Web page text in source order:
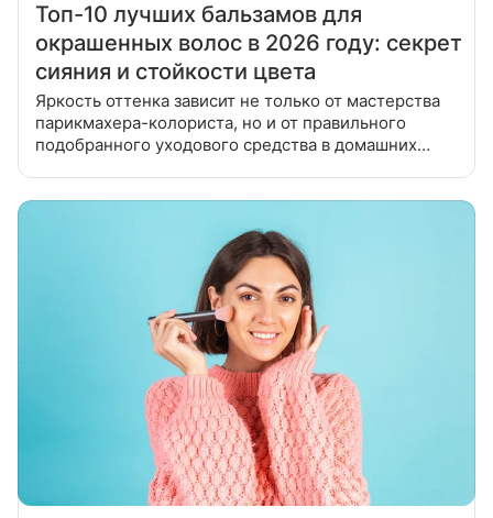
Топ-10 лучших бальзамов для
окрашенных волос в 2026 году: секрет
сияния и стойкости цвета
Яркость оттенка зависит не только от мастерства
парикмахера-колориста, но и от правильного
подобранного уходового средства в домашних